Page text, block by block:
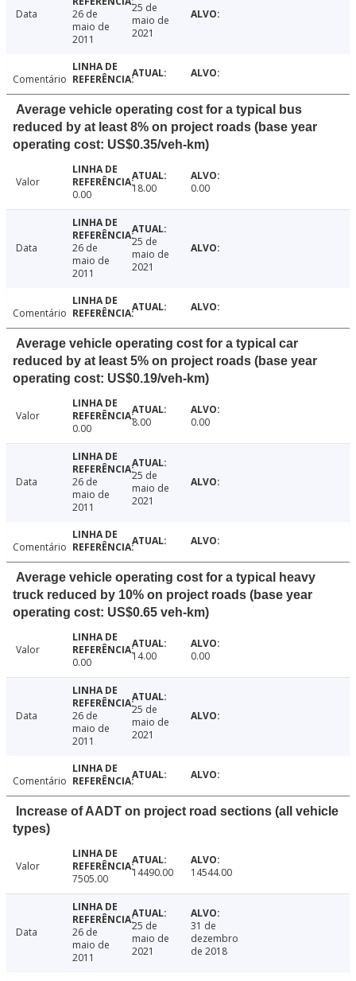
Data
26 de
maio de
2011
25 de
maio de
2021
Comentário
Average vehicle operating cost for a typical bus
reduced by at least 8% on project roads (base year
operating cost: US$0.35/veh-km)
Valor
0.00
18.00 0.00
Data
26 de
maio de
2011
25 de
maio de
2021
Comentário
Average vehicle operating cost for a typical car
reduced by at least 5% on project roads (base year
operating cost: US$0.19/veh-km)
Valor
0.00
8.00 0.00
Data
26 de
maio de
2011
25 de
maio de
2021
Comentário
Average vehicle operating cost for a typical heavy
truck reduced by 10% on project roads (base year
operating cost: US$0.65 veh-km)
Valor
0.00
14.00 0.00
Data
26 de
maio de
2011
25 de
maio de
2021
Comentário
Increase of AADT on project road sections (all vehicle
types)
Valor
7505.00
14490.00 14544.00
Data
26 de
maio de
2011
25 de
maio de
2021
31 de
dezembro
de 2018